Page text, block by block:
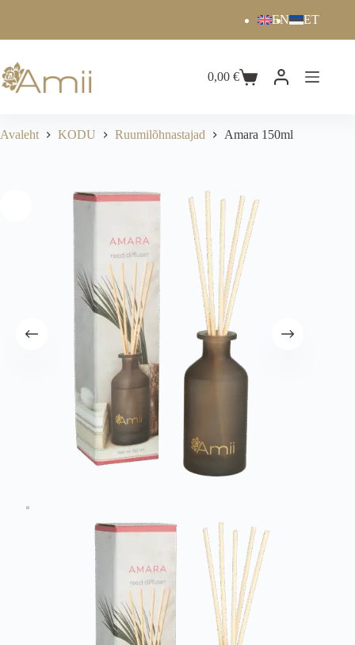
EN ET
0,00€
Avaleht KODU Ruumilõhnastajad Amara 150ml